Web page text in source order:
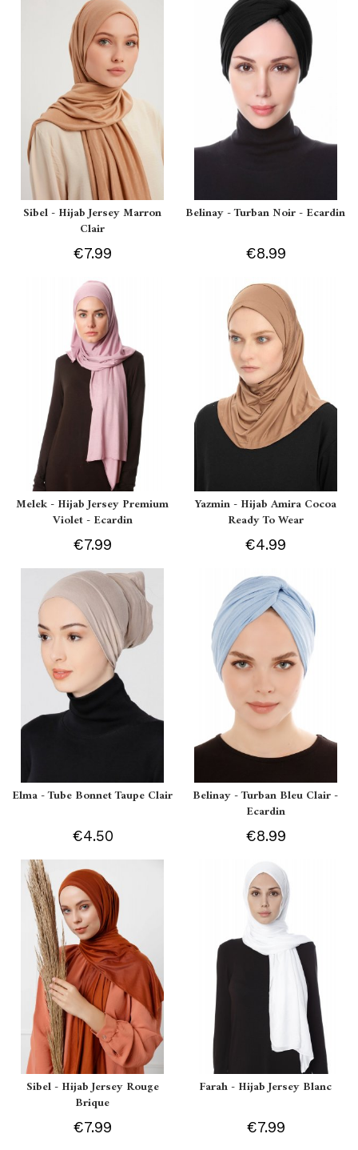
Sibel - Hijab Jersey Marron
Clair
€7.99
Belinay - Turban Noir - Ecardin
€8.99
Melek - Hijab Jersey Premium
Violet - Ecardin
€7.99
Yazmin - Hijab Amira Cocoa
Ready To Wear
€4.99
Elma - Tube Bonnet Taupe Clair
€4.50
Belinay - Turban Bleu Clair -
Ecardin
€8.99
Sibel - Hijab Jersey Rouge
Brique
€7.99
Farah - Hijab Jersey Blanc
€7.99